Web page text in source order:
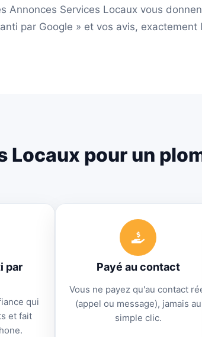
Annonces Services Locaux vous
par Google » et vos avis,
Locaux pour un
par
qui
et fait
Payé au contact
Vous ne payez qu'au contact
(appel ou message), jamais au
simple clic.